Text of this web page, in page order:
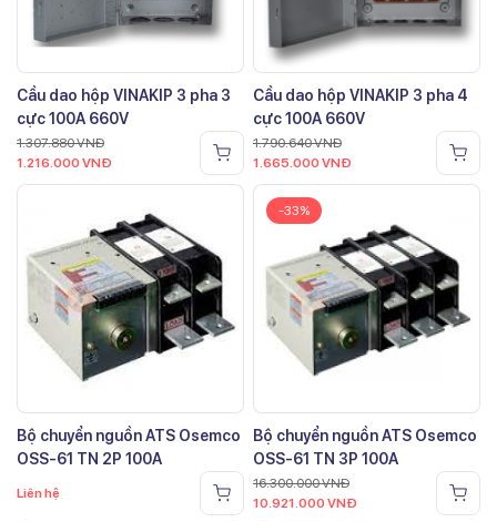
Cầu dao hộp VINAKIP 3 pha 3
cực 100A 660V
1.307.880VNĐ
1.216.000 VNĐ
Cầu dao hộp VINAKIP 3 pha 4
cực 100A 660V
1.790.640VNĐ
1.665.000 VNĐ
Bộ chuyển nguồn ATS Osemco
OSS-61 TN 2P 100A
Liên hệ
-33%
Bộ chuyển nguồn ATS Osemco
OSS-61 TN 3P 100A
16.300.000VNĐ
10.921.000 VNĐ